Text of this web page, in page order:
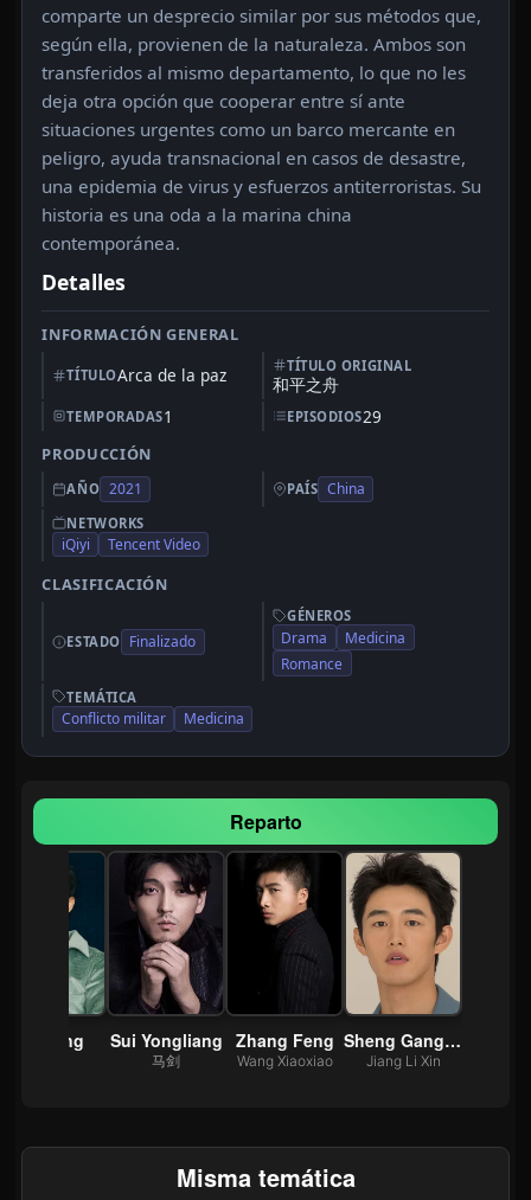
comparte un desprecio similar por sus métodos que,
según ella, provienen de la naturaleza. Ambos son
transferidos al mismo departamento, lo que no les
deja otra opción que cooperar entre sí ante
situaciones urgentes como un barco mercante en
peligro, ayuda transnacional en casos de desastre,
una epidemia de virus y esfuerzos antiterroristas. Su
historia es una oda a la marina china
contemporánea.
Detalles
INFORMACIÓN GENERAL
TÍTULOArca de la paz TÍTULO ORIGINAL
和平之舟
TEMPORADAS1 EPISODIOS29
PRODUCCIÓN
AÑO 2021 PAÍS China
NETWORKS
iQiyi Tencent Video
CLASIFICACIÓN
ESTADO Finalizado
GÉNEROS
Drama
Medicina
Romance
TEMÁTICA
Conflicto militar Medicina
Reparto
Yin Fang Sui Yongliang
马剑
Zhang Feng
Wang Xiaoxiao
Sheng Gang Shuai
Jiang Li Xin
Misma temática